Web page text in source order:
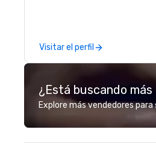
thanking clients for their
or celebrating a milestone, a
premium chocolate box from
Ethel M Chocolates leaves a
lasting impression. We also
chocolates, allowing you to
create a truly unique gift for
Visitar el perfil
¿Está buscando
Explore más vendedores